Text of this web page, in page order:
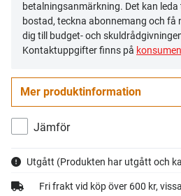
betalningsanmärkning. Det kan
bostad, teckna abonnemang och få
dig till budget- och
Kontaktuppgifter finns på
Mer produktinformation
Jämför
Utgått (Produkten har utgått och
Fri frakt vid köp över 600 kr,